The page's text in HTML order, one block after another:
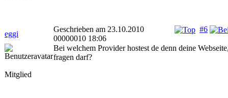
eggi
#6
Geschrieben am 23.10.2010
00000010 18:06
Mitglied
Bei welchem Provider hostest de denn deine
fragen darf?